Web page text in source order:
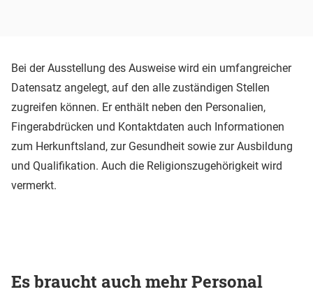
Bei der Ausstellung des Ausweise wird ein umfangreicher
Datensatz angelegt, auf den alle zuständigen Stellen
zugreifen können. Er enthält neben den Personalien,
Fingerabdrücken und Kontaktdaten auch Informationen
zum Herkunftsland, zur Gesundheit sowie zur Ausbildung
und Qualifikation. Auch die Religionszugehörigkeit wird
vermerkt.
Es braucht auch mehr Personal